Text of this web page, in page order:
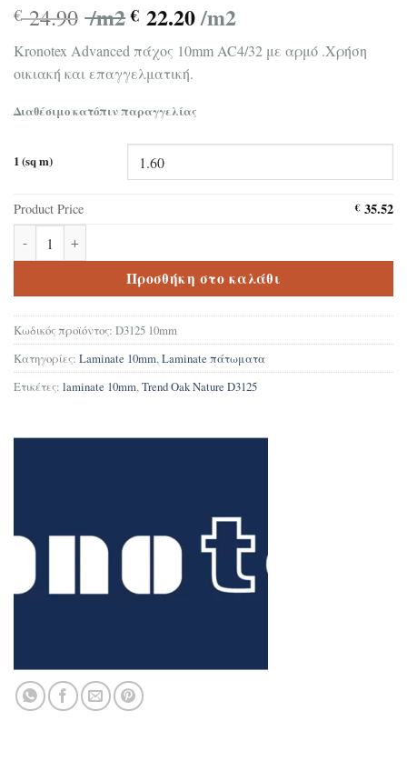
€24.90 /m2 € 22.20/m2
Kronotex Advanced πάχος 10mm AC4/32 με αρμό .Χρήση
οικιακή και επαγγελματική.
Διαθέσιμο κατόπιν παραγγελίας
1 (sq m)
Product Price €35.52
Προσθήκη στο καλάθι
Κωδικός προϊόντος: D3125 10mm
Κατηγορίες: Laminate 10mm,Laminate πάτωματα
Ετικέτες: laminate 10mm,Trend Oak Nature D3125